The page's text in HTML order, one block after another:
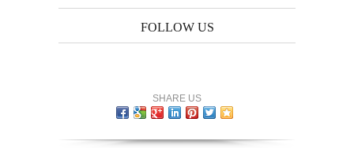
FOLLOW US
SHARE US